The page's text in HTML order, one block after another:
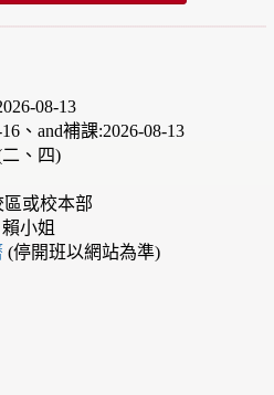
08-13
、and補課:2026-08-13
二、四)
或校本部
小姐
(停開班以網站為準)